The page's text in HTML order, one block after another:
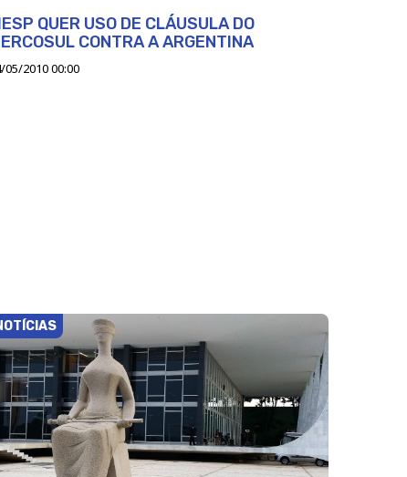
QUER USO DE CLÁUSULA DO
CONTRA A ARGENTINA
05/2010 00:00